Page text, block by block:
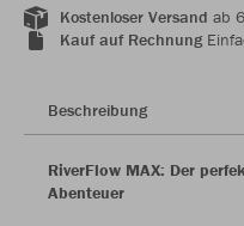
Kostenloser Versand ab
Kauf auf Rechnung
Beschreibung
RiverFlow MAX: Der
Abenteuer